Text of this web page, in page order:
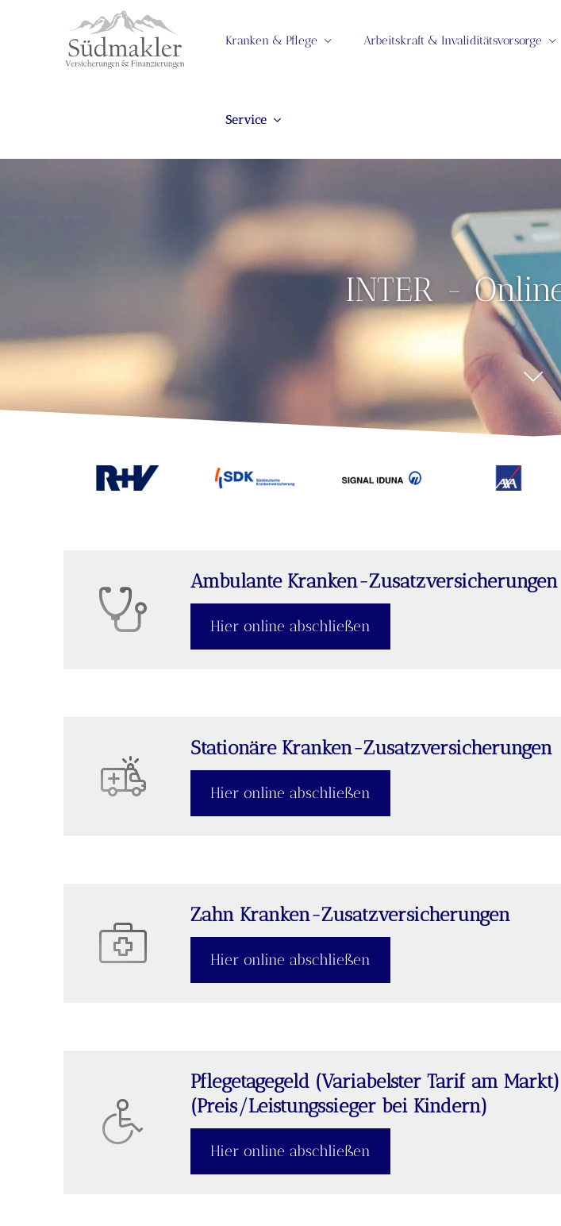
Kranken & Pflege Arbeitskraft & Invaliditätsvorsorge
Service
INTER -
Ambulante Kranken-Zusatzversicherungen
Hier online abschließen
Stationäre Kranken-Zusatzversicherungen
Hier online abschließen
Zahn Kranken-Zusatzversicherungen
Hier online abschließen
Pflegetagegeld (Variabelster Tarif am Markt)
(Preis/Leistungssieger bei Kindern)
Hier online abschließen